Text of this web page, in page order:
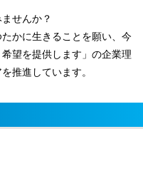
せんか？
かに生きることを願い、今
望を提供します」の企業理
推進しています。